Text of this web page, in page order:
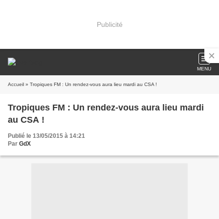
Publicité
MENU
Accueil » Tropiques FM : Un rendez-vous aura lieu mardi au CSA !
Tropiques FM : Un rendez-vous aura lieu mardi
au CSA !
Publié le 13/05/2015 à 14:21
Par GdX